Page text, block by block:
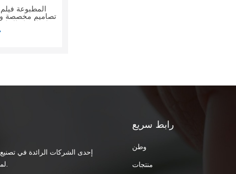
تصاميم مخصصة
فيلم المواد
لمنتجات النظافة منذ عام 2008.
رابط سريع
وطن
منتجات